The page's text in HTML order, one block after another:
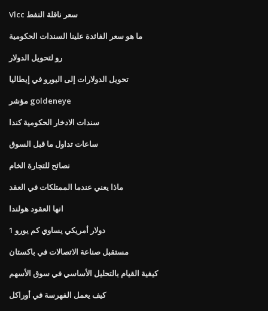
Vlcc سعر ناقلة النفط
ما هو سعر الفائدة علينا السندات الحكومية
رو لتحويل الدولار
تحويل الدولارات إلى اليورو في إيطاليا
مؤشر goldeneye
سندات الادخار الحكومية كندا
ساعات تداول ما قبل السوق
نصائح للتجارة الخام
ماذا يعني عندما الممتلكات في العقد
انها العقود هولندا
1 دولار أمريكي يساوي كم يورو
مستقبل صناعة الاتصالات في باكستان
كيفية القيام بالتحليل الأساسي في سوق الأسهم
كيف يعمل الفهرسة في أوراكل